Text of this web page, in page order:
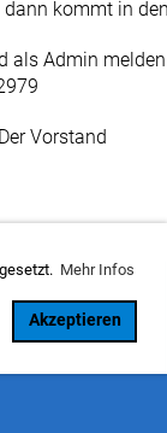
Mehr Infos
Akzeptieren
kommt in
als Admin melden
Vorstand